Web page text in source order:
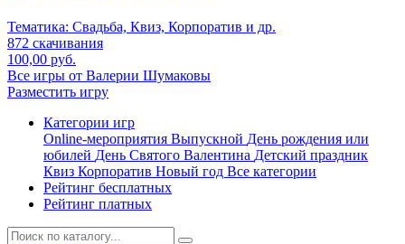
Тематика: Свадьба, Квиз, Корпоратив и др.
872 скачивания
100,00 руб.
Все игры от Валерии Шумаковы
Разместить игру
Категории игр
Online-мероприятия Выпускной День рождения или
юбилей День Святого Валентина Детский праздник
Квиз Корпоратив Новый год Все категории
Рейтинг бесплатных
Рейтинг платных